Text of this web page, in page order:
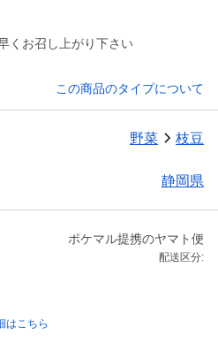
くお召し上がり下さい
この商品のタイプについて
野菜 枝豆
静岡県
ポケマル提携のヤマト便
配送区分:
はこちら